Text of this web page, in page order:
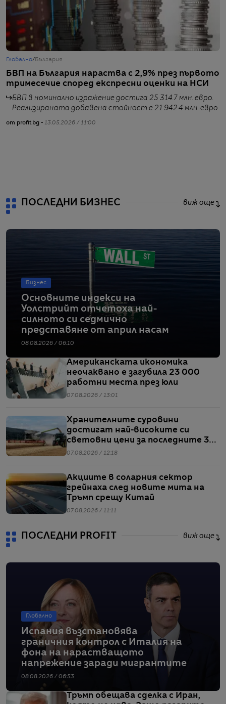
Глобално/ България
БВП на България нараства с 2,9% през първото
тримесечие според експресни оценки на НСИ
БВП в номинално изражение достига 25 314.7 млн. евро.
Реализираната добавена стойност е 21 942.4 млн. евро
от profit.bg - 13.05.2026 / 11:00
ПОСЛЕДНИ БИЗНЕС виж още
Бизнес
Основните индекси на
Уолстрийт отчетоха най-
силното си седмично
представяне от април насам
08.08.2026 / 06:10
Американската икономика
неочаквано е загубила 23 000
работни места през юли
07.08.2026 / 13:01
Хранителните суровини
достигат най-високите си
световни цени за последните 3
години
07.08.2026 / 12:18
Акциите в соларния сектор
грейнаха след новите мита на
Тръмп срещу Китай
07.08.2026 / 11:11
ПОСЛЕДНИ PROFIT виж още
Глобално
Испания възстановява
граничния контрол с Италия на
фона на нарастващото
напрежение заради мигрантите
08.08.2026 / 06:53
Тръмп обещава сделка с Иран,